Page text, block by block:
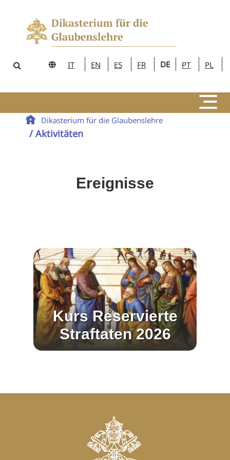
IT EN ES FR DE PT PL
Dikasterium für die Glaubenslehre
/ Aktivitäten
Ereignisse
Kurs Reservierte
Straftaten 2026